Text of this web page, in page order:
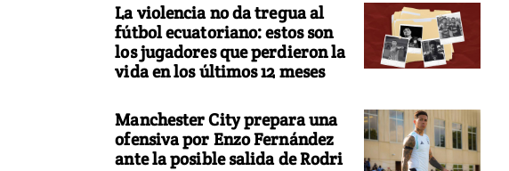
La violencia no da tregua al
fútbol ecuatoriano: estos son
los jugadores que perdieron la
vida en los últimos 12 meses
Manchester City prepara una
ofensiva por Enzo Fernández
ante la posible salida de Rodri